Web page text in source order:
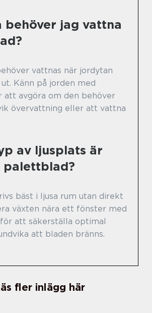
behöver jag vattna
vattnas när jordytan
Känn på jorden med
att avgöra om den behöver
övervattning eller att vattna
av ljusplats är
palettblad?
bäst i ljusa rum utan direkt
växten nära ett fönster med
att säkerställa optimal
att bladen bränns.
fler inlägg här